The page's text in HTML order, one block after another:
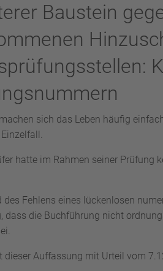
Baustein
sich das Leben häufig
hatte im Rahmen seiner
Fehlens eines lückenlosen
dass die Buchführung nicht
dieser Auffassung mit Urteil vom